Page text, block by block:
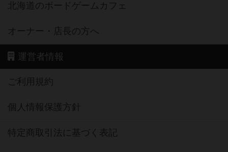
北海道のボードゲームカフェ
オーナー・店長の方へ
運営者情報
ご利用規約
個人情報保護方針
特定商取引法に基づく表記